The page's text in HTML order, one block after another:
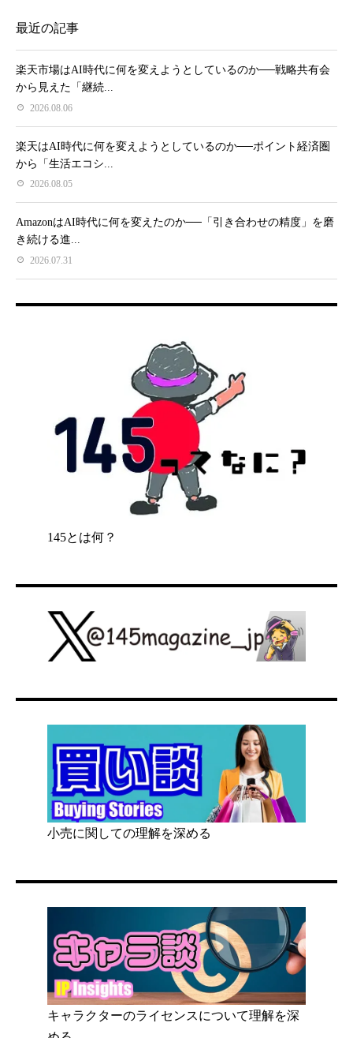
最近の記事
楽天市場はAI時代に何を変えようとしているのか──戦略共有会
から見えた「継続...
2026.08.06
楽天はAI時代に何を変えようとしているのか──ポイント経済圏
から「生活エコシ...
2026.08.05
AmazonはAI時代に何を変えたのか──「引き合わせの精度」を磨
き続ける進...
2026.07.31
145とは何？
小売に関しての理解を深める
キャラクターのライセンスについて理解を深